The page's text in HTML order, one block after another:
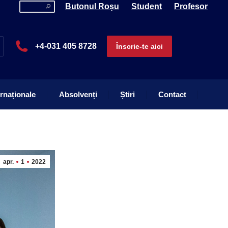
Search: Butonul Roșu Student Profesor
+4-031 405 8728 Înscrie-te aici
Absolvenți Știri Contact
apr. 1 2022